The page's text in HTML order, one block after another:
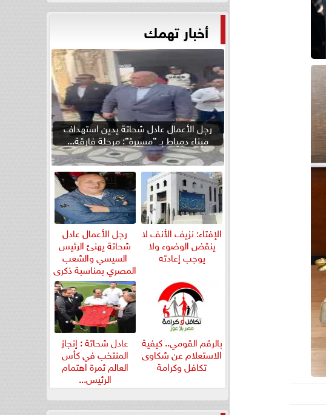
أخبار تهمك
رجل الأعمال عادل شحاتة يدين استهداف
ميناء دمياط بـ ”مسيرة”: مرحلة فارقة...
الإفتاء: نزيف الأنف لا
ينقض الوضوء ولا
يوجب إعادته
رجل الأعمال عادل
شحاتة يهنئ الرئيس
السيسي والشعب
المصري بمناسبة ذكرى
ثورة...
بالرقم القومي.. كيفية
الاستعلام عن شكاوى
تكافل وكرامة
عادل شحاتة : إنجاز
المنتخب في كأس
العالم ثمرة اهتمام
الرئيس...